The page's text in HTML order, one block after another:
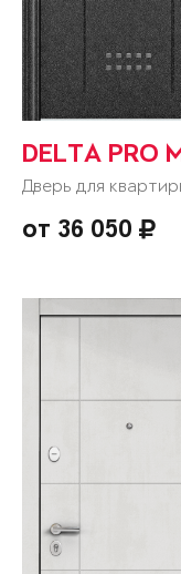
DELTA PRO
Дверь для
от 36 050